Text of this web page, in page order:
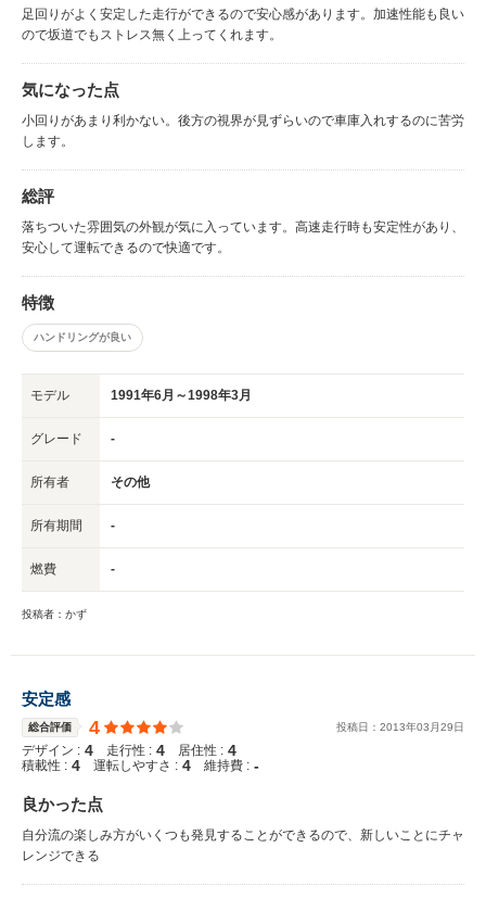
足回りがよく安定した走行ができるので安心感があります。加速性能も良い
ので坂道でもストレス無く上ってくれます。
気になった点
小回りがあまり利かない。後方の視界が見ずらいので車庫入れするのに苦労
します。
総評
落ちついた雰囲気の外観が気に入っています。高速走行時も安定性があり、
安心して運転できるので快適です。
特徴
ハンドリングが良い
モデル 1991年6月～1998年3月
グレード -
所有者 その他
所有期間 -
燃費 -
投稿者：かず
安定感
総合評価 4 投稿日： 2013年03 月29日
デザイン : 4 走行性 : 4 居住性 : 4
積載性 : 4 運転しやすさ : 4 維持費 : -
良かった点
自分流の楽しみ方がいくつも発見することができるので、新しいことにチャ
レンジできる